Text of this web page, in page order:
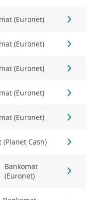
(Euronet)
(Euronet)
(Euronet)
(Euronet)
(Euronet)
(Planet Cash)
Bankomat
(Euronet)